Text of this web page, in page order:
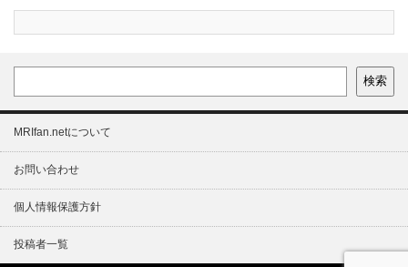
検索
MRIfan.netについて
お問い合わせ
個人情報保護方針
投稿者一覧